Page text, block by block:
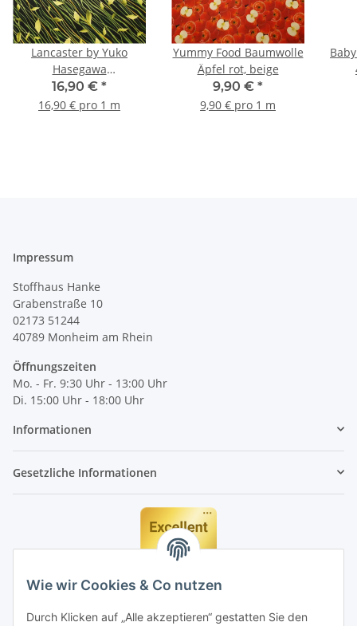
Wie wir Cookies & Co nutzen
Durch Klicken auf „Alle akzeptieren“ gestatten Sie den
Lancaster by Yuko
Hasegawa
Patchworkstoff Ranken
schwarz, grün
16,90 € *
16,90 € pro 1 m
Yummy Food Baumwolle
Äpfel rot, beige
9,90 € *
9,90 € pro 1 m
Impressum
Stoffhaus Hanke
Grabenstraße 10
02173 51244
40789 Monheim am Rhein
Öffnungszeiten
Mo. - Fr. 9:30 Uhr - 13:00 Uhr
Di. 15:00 Uhr - 18:00 Uhr
Informationen
Gesetzliche Informationen